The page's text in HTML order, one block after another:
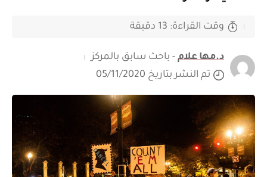
د.مها علام- باحث سابق بالمركز
تم النشر بتاريخ 05/11/2020
وقت القراءة: 13 دقيقة